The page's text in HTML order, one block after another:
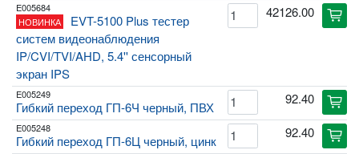
E005684
НОВИНКА
EVT-5100 Plus тестер
систем видеонаблюдения
IP/CVI/TVI/AHD, 5.4'' сенсорный
экран IPS
42126.00 cart
E005249
Гибкий переход ГП-6Ч черный, ПВХ
92.40 cart
E005248
Гибкий переход ГП-6Ц черный, цинк
92.40 cart